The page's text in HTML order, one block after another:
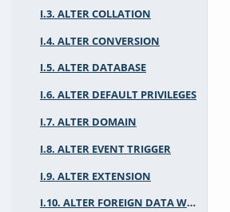
I.3. ALTER COLLATION
I.4. ALTER CONVERSION
I.5. ALTER DATABASE
I.6. ALTER DEFAULT PRIVILEGES
I.7. ALTER DOMAIN
I.8. ALTER EVENT TRIGGER
I.9. ALTER EXTENSION
I.10. ALTER FOREIGN DATA WRAPPER